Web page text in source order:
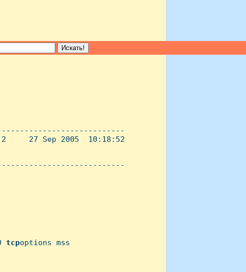
27 Sep 2005  10:18:52
tcpoptions mss